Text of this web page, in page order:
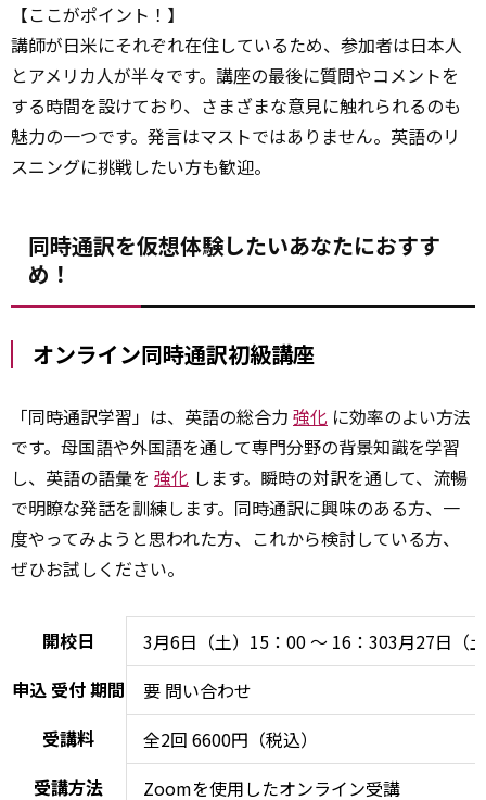
【ここがポイント！】
講師が日米にそれぞれ在住しているため、参加者は日本人
とアメリカ人が半々です。講座の最後に質問やコメントを
する時間を設けており、さまざまな意見に触れられるのも
魅力の一つです。発言はマストではありません。英語のリ
スニングに挑戦したい方も歓迎。
同時通訳を仮想体験したいあなたにおすす
め！
オンライン同時通訳初級講座
「同時通訳学習」は、英語の総合力 強化 に効率のよい方法
です。母国語や外国語を通して専門分野の背景知識を学習
し、英語の語彙を 強化 します。瞬時の対訳を通して、流暢
で明瞭な発話を訓練します。同時通訳に興味のある方、一
度やってみようと思われた方、これから検討している方、
ぜひお試しください。
開校日
3月6日（土）15：00 ～ 16：303月27日（
申込 受付期間 要 問い合わせ
受講料
全2回 6600円（税込）
受講方法
Zoomを使用したオンライン受講